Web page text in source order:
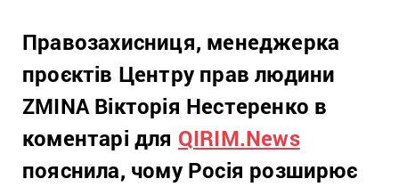
Правозахисниця, менеджерка
проєктів Центру прав людини
ZMINA Вікторія Нестеренко в
коментарі для QIRIM.News
пояснила, чому Росія розширює